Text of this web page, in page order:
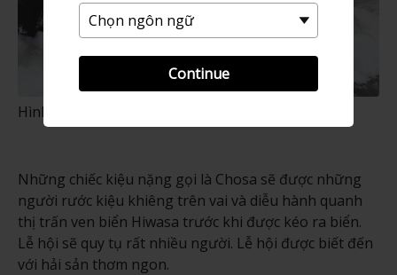
Continue
Hình ảnh: DyDo Group “Matsuri” Nhật Bản
Những chiếc kiệu nặng gọi là Chosa sẽ được những
người rước kiệu khiêng trên vai và diễu hành quanh
thị trấn ven biển Hiwasa trước khi được kéo ra biển.
Lễ hội sẽ quy tụ rất nhiều người. Lễ hội được biết đến
với hải sản thơm ngon.